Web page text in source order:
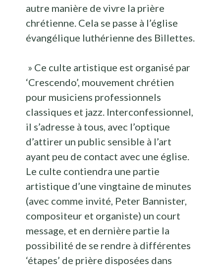
autre manière de vivre la prière
chrétienne. Cela se passe à l’église
évangélique luthérienne des Billettes.
» Ce culte artistique est organisé par
‘Crescendo’, mouvement chrétien
pour musiciens professionnels
classiques et jazz. Interconfessionnel,
il s’adresse à tous, avec l’optique
d’attirer un public sensible à l’art
ayant peu de contact avec une église.
Le culte contiendra une partie
artistique d’une vingtaine de minutes
(avec comme invité, Peter Bannister,
compositeur et organiste) un court
message, et en dernière partie la
possibilité de se rendre à différentes
‘étapes’ de prière disposées dans